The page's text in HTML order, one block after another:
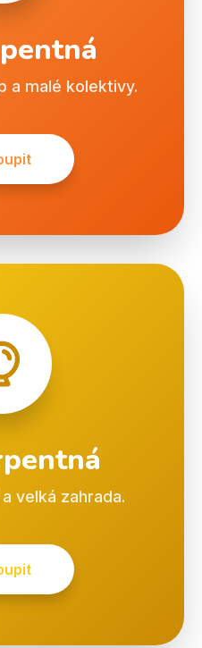
a malé kolektivy.
velká zahrada.